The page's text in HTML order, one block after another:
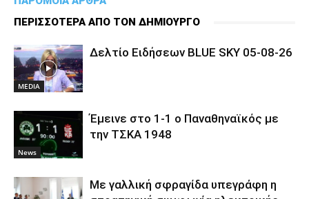
ΠΕΡΙΣΣΟΤΕΡΑ ΑΠΟ ΤΟΝ ΔΗΜΙΟΥΡΓΟ
MEDIA
Δελτίο Ειδήσεων BLUE SKY 05-08-26
News
Έμεινε στο 1-1 ο Παναθηναϊκός με
την ΤΣΚΑ 1948
Με γαλλική σφραγίδα υπεγράφη η